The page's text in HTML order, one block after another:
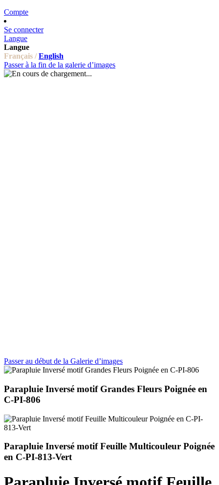
Compte
Se connecter
Langue
Langue
Français / English
Passer à la fin de la galerie d’images
Passer au début de la Galerie d’images
Parapluie Inversé motif Grandes Fleurs Poignée en
C-PI-806
Parapluie Inversé motif Feuille Multicouleur Poignée
en C-PI-813-Vert